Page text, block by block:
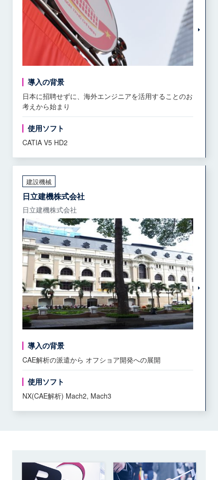
導入の背景
日本に招聘せずに、海外エンジニアを活用することのお
考えから始まり
使用ソフト
CATIA V5 HD2
建設機械
日立建機株式会社
日立建機株式会社
導入の背景
CAE解析の派遣から オフショア開発への展開
使用ソフト
NX(CAE解析) Mach2, Mach3